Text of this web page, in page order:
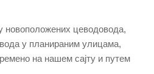
новоположених цеводовода,
у планираним улицама,
на нашем сајту и путем